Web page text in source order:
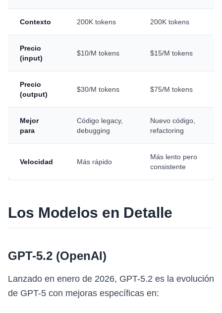
Contexto 200K tokens 200K tokens
Precio
(input)
$10/M tokens $15/M tokens
Precio
(output)
$30/M tokens $75/M tokens
Mejor
para
Código legacy,
debugging
Nuevo código,
refactoring
Velocidad Más rápido
Más lento pero
consistente
Los Modelos en Detalle
GPT-5.2 (OpenAI)
Lanzado en enero de 2026, GPT-5.2 es la evolución
de GPT-5 con mejoras específicas en: